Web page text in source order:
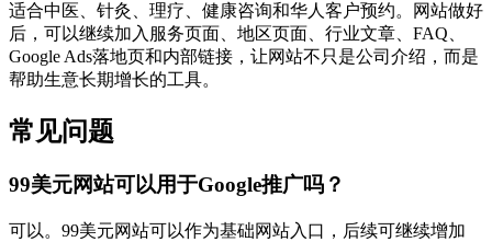
适合中医、针灸、理疗、健康咨询和华人客户预约。网站做好
后，可以继续加入服务页面、地区页面、行业文章、FAQ、
Google Ads落地页和内部链接，让网站不只是公司介绍，而是
帮助生意长期增长的工具。
常见问题
99美元网站可以用于Google推广吗？
可以。99美元网站可以作为基础网站入口，后续可继续增加